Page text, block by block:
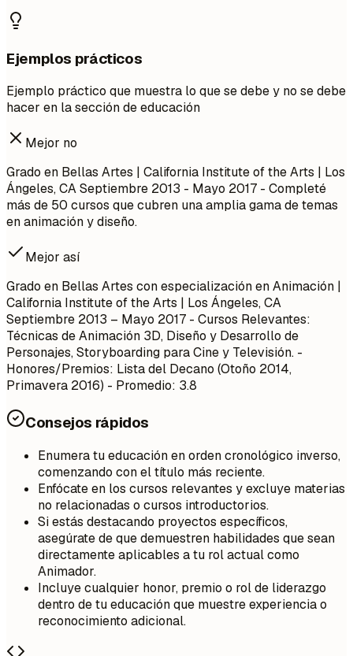
Ejemplos prácticos
Ejemplo práctico que muestra lo que se debe y no se debe
hacer en la sección de educación
Mejor no
Grado en Bellas Artes | California Institute of the Arts | Los
Ángeles, CASeptiembre 2013 - Mayo 2017 - Completé
más de 50 cursos que cubren una amplia gama de temas
en animación y diseño.
Mejor así
Grado en Bellas Artes con especialización en Animación |
California Institute of the Arts | Los Ángeles, CA
Septiembre 2013 – Mayo 2017 - Cursos Relevantes:
Técnicas de Animación 3D, Diseño y Desarrollo de
Personajes, Storyboarding para Cine y Televisión. -
Honores/Premios: Lista del Decano (Otoño 2014,
Primavera 2016) - Promedio: 3.8
Consejos rápidos
Enumera tu educación en orden cronológico inverso,
comenzando con el título más reciente.
Enfócate en los cursos relevantes y excluye materias
no relacionadas o cursos introductorios.
Si estás destacando proyectos específicos,
asegúrate de que demuestren habilidades que sean
directamente aplicables a tu rol actual como
Animador.
Incluye cualquier honor, premio o rol de liderazgo
dentro de tu educación que muestre experiencia o
reconocimiento adicional.